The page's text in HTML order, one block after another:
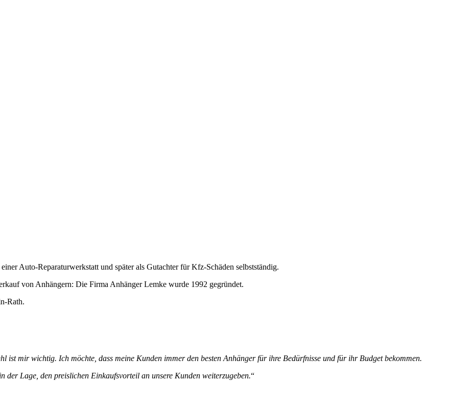
Auto-Reparaturwerkstatt und später als Gutachter für Kfz-Schäden selbstständig.
von Anhängern: Die Firma Anhänger Lemke wurde 1992 gegründet.
Rath.
ist mir wichtig. Ich möchte, dass meine Kunden immer den besten Anhänger für ihre Bedürfnisse und für ihr Budget bekommen.
Lage, den preislichen Einkaufsvorteil an unsere Kunden weiterzugeben.“